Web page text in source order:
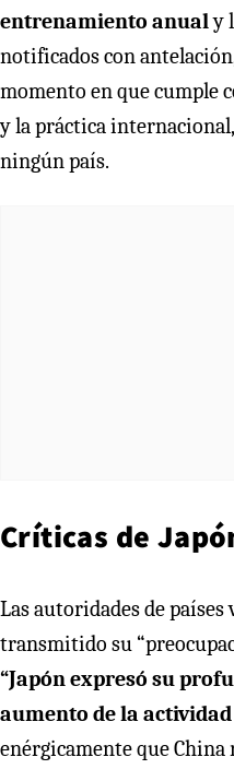
entrenamiento anualy
notificados con
momento en que cumple
y la práctica
ningún país.
Críticas de
Las autoridades de países
transmitido su
“Japón expresó su
aumento de la
enérgicamente que